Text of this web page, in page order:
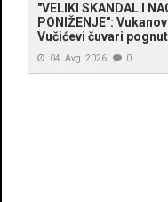
"VELIKI SKANDAL I
PONIŽENJE":
Vučićevi čuvari
04. Avg. 2026 0